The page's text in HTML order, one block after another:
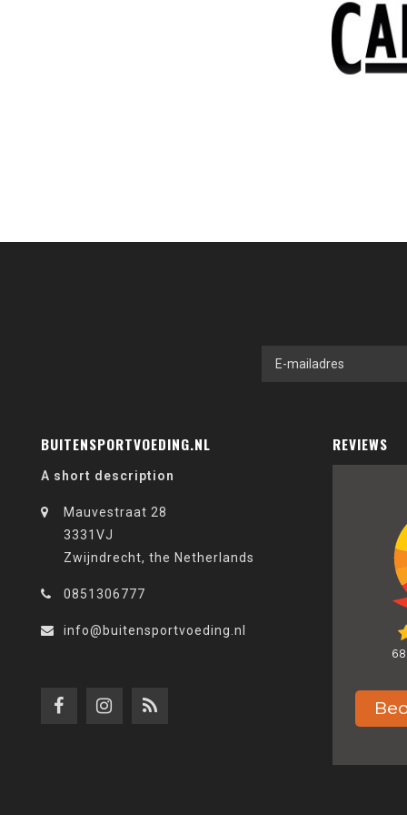
BUITENSPORTVOEDING.NL
A short description
Mauvestraat 28
3331VJ
Zwijndrecht, the Netherlands
0851306777
info@buitensportvoeding.nl
REVIEWS